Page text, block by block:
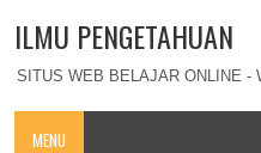
ILMU PENGETAHUAN
SITUS WEB BELAJAR ONLINE -
MENU